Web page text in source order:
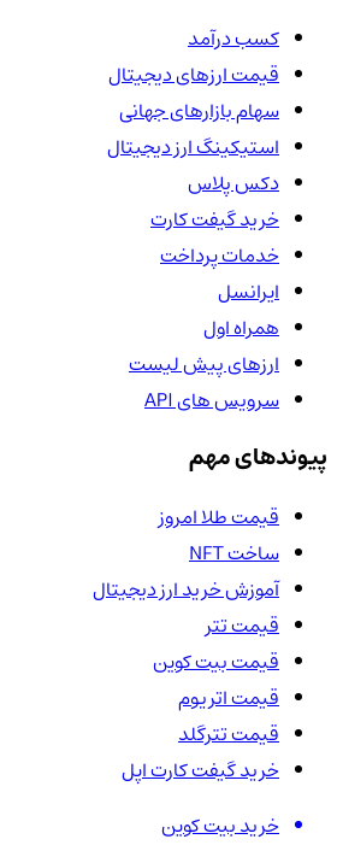
کسب درآمد
قیمت ارزهای دیجیتال
سهام بازارهای جهانی
استیکینگ ارز دیجیتال
دکس پلاس
خرید گیفت کارت
خدمات پرداخت
ایرانسل
همراه اول
ارزهای پیش لیست
سرویس های API
پیوندهای مهم
قیمت طلا امروز
ساخت NFT
آموزش خرید ارز دیجیتال
قیمت تتر
قیمت بیت کوین
قیمت اتریوم
قیمت تترگلد
خرید گیفت کارت اپل
خرید بیت کوین